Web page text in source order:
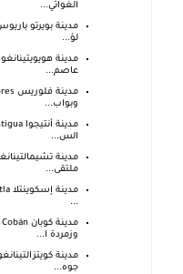
الغواتي...
لؤ...
عاصم...
وبواب...
الس...
ملتقى...
...
وزمردة ا...
جوه...